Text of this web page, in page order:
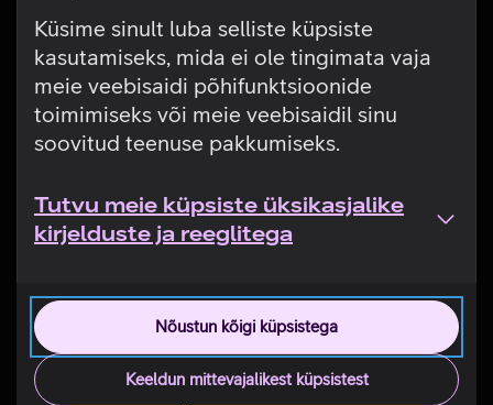
Küsime sinult luba selliste küpsiste
kasutamiseks, mida ei ole tingimata vaja
meie veebisaidi põhifunktsioonide
toimimiseks või meie veebisaidil sinu
soovitud teenuse pakkumiseks.
Tutvu meie küpsiste üksikasjalike
kirjelduste ja reeglitega
Nõustun kõigi küpsistega
Keeldun mittevajalikest küpsistest
Tehniline viga